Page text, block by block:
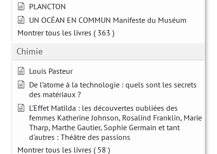
PLANCTON
UN OCÉAN EN COMMUN Manifeste du Muséum
Montrer tous les livres ( 363 )
Chimie
Louis Pasteur
De l’atome à la technologie : quels sont les secrets
des matériaux ?
L'Effet Matilda : les découvertes oubliées des
femmes Katherine Johnson, Rosalind Franklin, Marie
Tharp, Marthe Gautier, Sophie Germain et tant
d'autres : Théâtre des passions
Montrer tous les livres ( 58 )